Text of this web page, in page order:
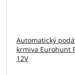
Automatický
krmiva Eurohunt
12V